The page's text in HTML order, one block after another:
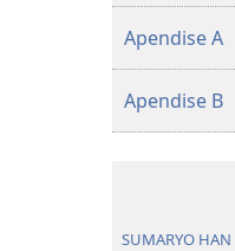
Apendise A
Apendise B
SUMARYO